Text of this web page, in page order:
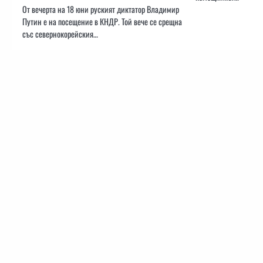
От вечерта на 18 юни руският диктатор Владимир
Путин е на посещение в КНДР. Той вече се срещна
със севернокорейския…